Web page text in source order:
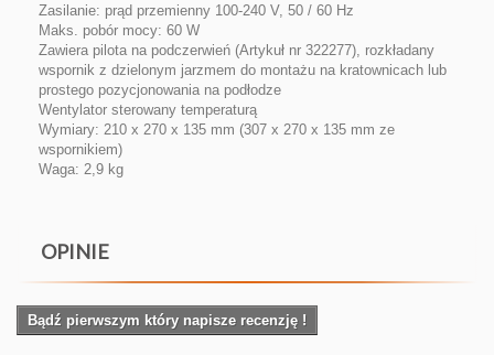
Zasilanie: prąd przemienny 100-240 V, 50 / 60 Hz
Maks. pobór mocy: 60 W
Zawiera pilota na podczerwień (Artykuł nr 322277), rozkładany
wspornik z dzielonym jarzmem do montażu na kratownicach lub
prostego pozycjonowania na podłodze
Wentylator sterowany temperaturą
Wymiary: 210 x 270 x 135 mm (307 x 270 x 135 mm ze
wspornikiem)
Waga: 2,9 kg
OPINIE
Bądź pierwszym który napisze recenzję !